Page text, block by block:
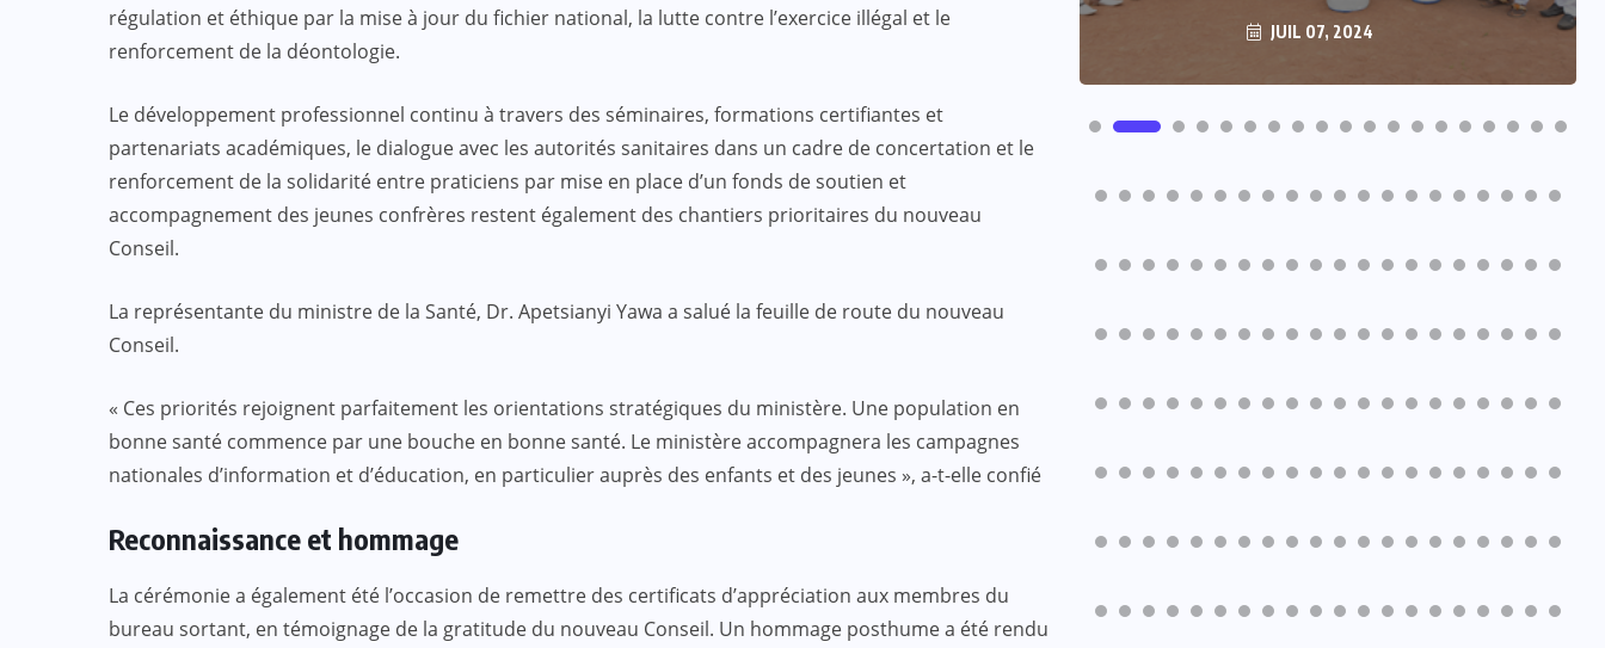
régulation et éthique par la mise à jour du fichier national, la lutte contre l’exercice illégal et le
renforcement de la déontologie.
Le développement professionnel continu à travers des séminaires, formations certifiantes et
partenariats académiques, le dialogue avec les autorités sanitaires dans un cadre de concertation et le
renforcement de la solidarité entre praticiens par mise en place d’un fonds de soutien et
accompagnement des jeunes confrères restent également des chantiers prioritaires du nouveau
Conseil.
La représentante du ministre de la Santé, Dr. Apetsianyi Yawa a salué la feuille de route du nouveau
Conseil.
« Ces priorités rejoignent parfaitement les orientations stratégiques du ministère. Une population en
bonne santé commence par une bouche en bonne santé. Le ministère accompagnera les campagnes
nationales d’information et d’éducation, en particulier auprès des enfants et des jeunes », a-t-elle confié
Reconnaissance et hommage
La cérémonie a également été l’occasion de remettre des certificats d’appréciation aux membres du
bureau sortant, en témoignage de la gratitude du nouveau Conseil. Un hommage posthume a été rendu
SEP 09, 2025 JUIL 07, 2024 JUIL 07, 2024